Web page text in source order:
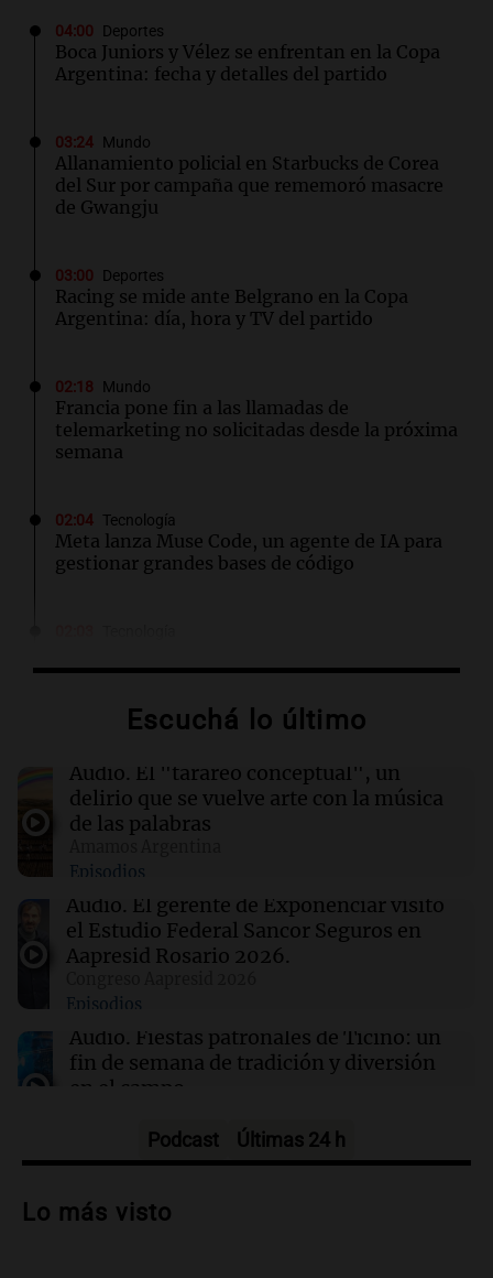
04:00 Deportes
Boca Juniors y Vélez se enfrentan en la Copa
Argentina: fecha y detalles del partido
03:24 Mundo
Allanamiento policial en Starbucks de Corea
del Sur por campaña que rememoró masacre
de Gwangju
03:00 Deportes
Racing se mide ante Belgrano en la Copa
Argentina: día, hora y TV del partido
02:18 Mundo
Francia pone fin a las llamadas de
telemarketing no solicitadas desde la próxima
semana
02:04 Tecnología
Meta lanza Muse Code, un agente de IA para
gestionar grandes bases de código
como CFO en su startup de robótica Atoms
Independiente y Atlético Tucumán se
enfrentan en octavos de la Copa Argentina:
horarios y TV
01:54 Mundo
Fallecen dos soldados israelíes en Líbano,
marcando el primer incidente mortal desde
junio
01:37 Mundo
Trump señala a Canadá por incendios
forestales, pero los científicos advierten sobre
el cambio climático
Escuchá lo último
Audio. El "tarareo conceptual", un
delirio que se vuelve arte con la música
de las palabras
Episodios
Audio. El gerente de Exponenciar visitó
el Estudio Federal Sancor Seguros en
Aapresid Rosario 2026.
Episodios
Audio. Fiestas patronales de Ticino: un
fin de semana de tradición y diversión
en el campo
Audio.Preparativos para la feria en La
de apertura
Podcast Últimas 24 h
Lo más visto